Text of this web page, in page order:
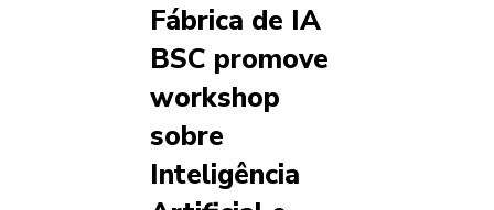
Fábrica de IA
BSC promove
workshop
sobre
Inteligência